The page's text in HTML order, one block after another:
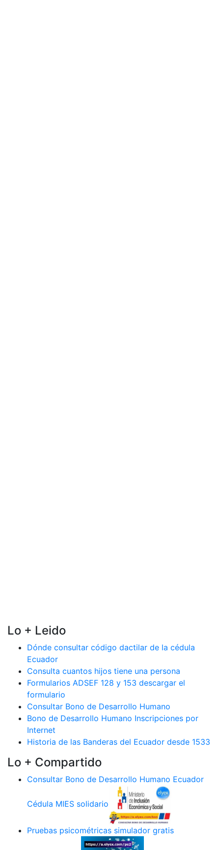
Lo + Leido
Dónde consultar código dactilar de la cédula
Ecuador
Consulta cuantos hijos tiene una persona
Formularios ADSEF 128 y 153 descargar el
formulario
Consultar Bono de Desarrollo Humano
Bono de Desarrollo Humano Inscripciones por
Internet
Historia de las Banderas del Ecuador desde 1533
Lo + Compartido
Consultar Bono de Desarrollo Humano Ecuador
Cédula MIES solidario
Pruebas psicométricas simulador gratis